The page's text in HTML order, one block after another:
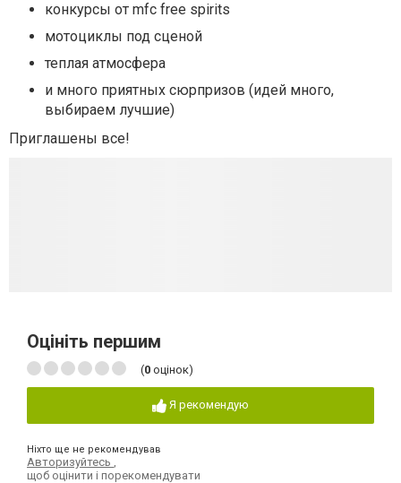
конкурсы от mfc free spirits
мотоциклы под сценой
теплая атмосфера
и много приятных сюрпризов (идей много,
выбираем лучшие)
Приглашены все!
Оцініть першим
(0 оцінок)
Я рекомендую
Ніхто ще не рекомендував
Авторизуйтесь
щоб оцінити і порекомендувати